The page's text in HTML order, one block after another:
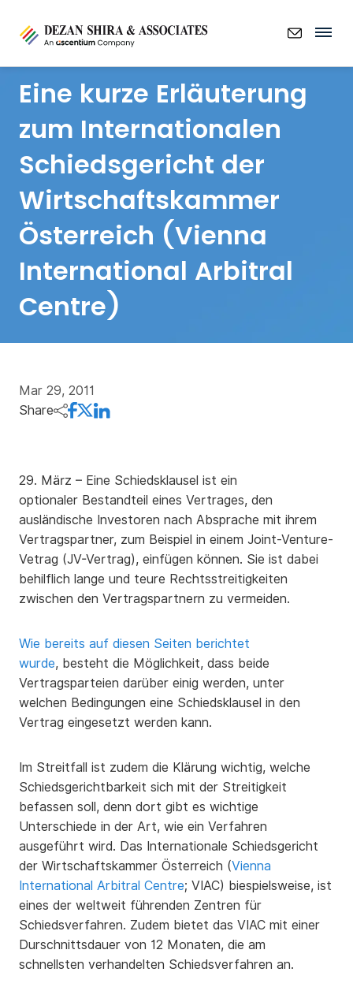
Eine kurze Erläuterung
zum Internationalen
Schiedsgericht der
Wirtschaftskammer
Österreich (Vienna
International Arbitral
Centre)
Mar 29, 2011
Share
29. März – Eine Schiedsklausel ist ein
optionaler Bestandteil eines Vertrages, den
ausländische Investoren nach Absprache mit ihrem
Vertragspartner, zum Beispiel in einem Joint-Venture-
Vetrag (JV-Vertrag), einfügen können. Sie ist dabei
behilflich lange und teure Rechtsstreitigkeiten
zwischen den Vertragspartnern zu vermeiden.
Wie bereits auf diesen Seiten berichtet
wurde, besteht die Möglichkeit, dass beide
Vertragsparteien darüber einig werden, unter
welchen Bedingungen eine Schiedsklausel in den
Vertrag eingesetzt werden kann.
Im Streitfall ist zudem die Klärung wichtig, welche
Schiedsgerichtbarkeit sich mit der Streitigkeit
befassen soll, denn dort gibt es wichtige
Unterschiede in der Art, wie ein Verfahren
ausgeführt wird. Das Internationale Schiedsgericht
der Wirtschaftskammer Österreich (Vienna
International Arbitral Centre; VIAC) biespielsweise, ist
eines der weltweit führenden Zentren für
Schiedsverfahren. Zudem bietet das VIAC mit einer
Durschnittsdauer von 12 Monaten, die am
schnellsten verhandelten Schiedsverfahren an.